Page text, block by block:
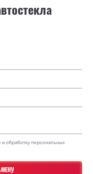
и обработку персональных